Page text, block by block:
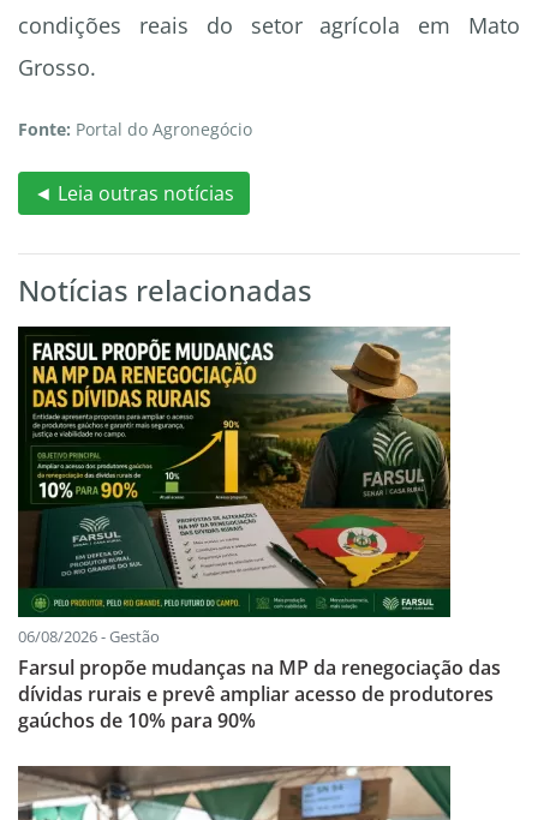
condições reais do setor agrícola em Mato
Grosso.
Fonte: Portal do Agronegócio
◄ Leia outras notícias
Notícias relacionadas
06/08/2026 - Gestão
Farsul propõe mudanças na MP da renegociação das
dívidas rurais e prevê ampliar acesso de produtores
gaúchos de 10% para 90%